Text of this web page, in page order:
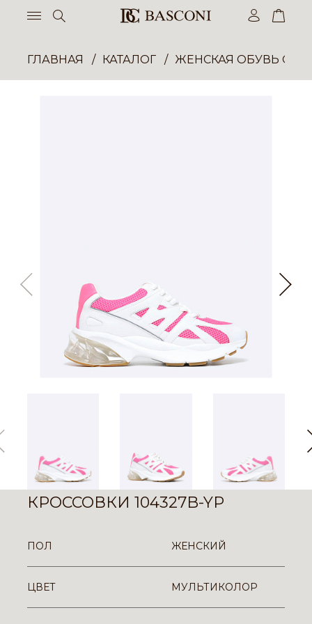
ГЛАВНАЯ КАТАЛОГ ЖЕНСКАЯ ОБУВЬ
КРОССОВКИ 104327B-YP
ПОЛ ЖЕНСКИЙ
ЦВЕТ МУЛЬТИКОЛОР